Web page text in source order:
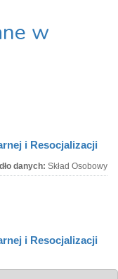
w
i Resocjalizacji
danych: Skład Osobowy
i Resocjalizacji